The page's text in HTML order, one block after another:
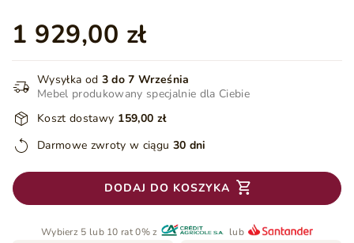
1 929,00 zł
Wysyłka od 3 do 7 Września
Mebel produkowany specjalnie dla Ciebie
Koszt dostawy 159,00 zł
Darmowe zwroty w ciągu 30 dni
DODAJ DO KOSZYKA
Wybierz 5 lub 10 rat 0% z lub